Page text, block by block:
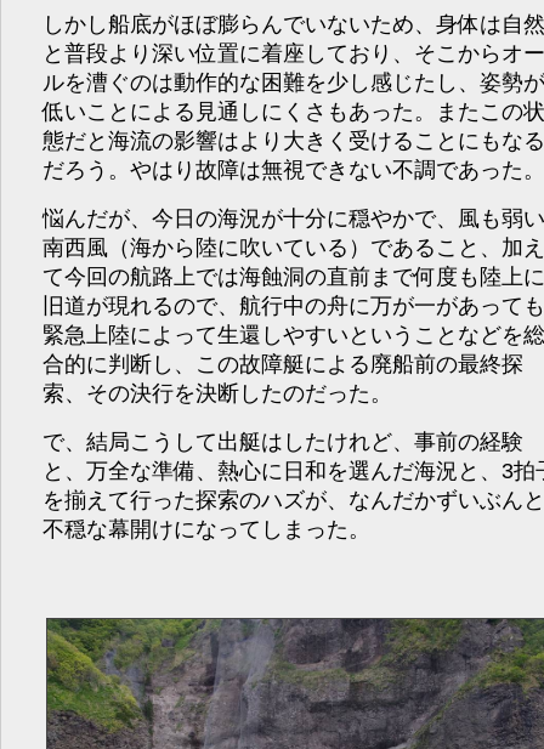
しかし船底がほぼ膨らんでいないため、身体は自
と普段より深い位置に着座しており、そこからオ
ルを漕ぐのは動作的な困難を少し感じたし、姿勢
低いことによる見通しにくさもあった。またこの
態だと海流の影響はより大きく受けることにもな
だろう。やはり故障は無視できない不調であった
悩んだが、今日の海況が十分に穏やかで、風も弱
南西風（海から陸に吹いている）であること、加
て今回の航路上では海蝕洞の直前まで何度も陸上
旧道が現れるので、航行中の舟に万が一があって
緊急上陸によって生還しやすいということなどを
合的に判断し、この故障艇による廃船前の最終探
索、その決行を決断したのだった。
で、結局こうして出艇はしたけれど、事前の経験
と、万全な準備、熱心に日和を選んだ海況と、3拍
を揃えて行った探索のハズが、なんだかずいぶん
不穏な幕開けになってしまった。